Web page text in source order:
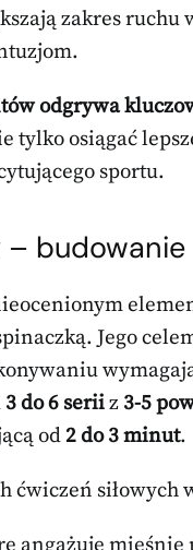
zakres ruchu
odgrywa
tylko osiągać
sportu.
– budowanie
Jego
3 do 6 seriiz 3-5
od 2 do 3 minut.
ćwiczeń siłowych
angażuje